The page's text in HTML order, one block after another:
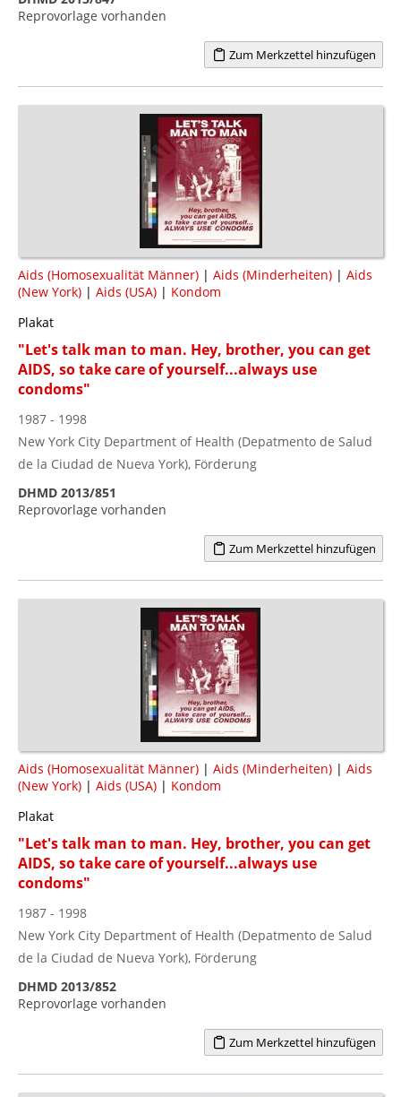
Reprovorlage vorhanden
Zum Merkzettel hinzufügen
Aids (Homosexualität Männer) | Aids (Minderheiten) | Aids
(New York) | Aids (USA) | Kondom
Plakat
"Let's talk man to man. Hey, brother, you can get
AIDS, so take care of yourself...always use
condoms"
1987 - 1998
New York City Department of Health (Depatmento de Salud
de la Ciudad de Nueva York), Förderung
DHMD 2013/851
Reprovorlage vorhanden
Zum Merkzettel hinzufügen
Aids (Homosexualität Männer) | Aids (Minderheiten) | Aids
(New York) | Aids (USA) | Kondom
Plakat
"Let's talk man to man. Hey, brother, you can get
AIDS, so take care of yourself...always use
condoms"
1987 - 1998
New York City Department of Health (Depatmento de Salud
de la Ciudad de Nueva York), Förderung
DHMD 2013/852
Reprovorlage vorhanden
Zum Merkzettel hinzufügen